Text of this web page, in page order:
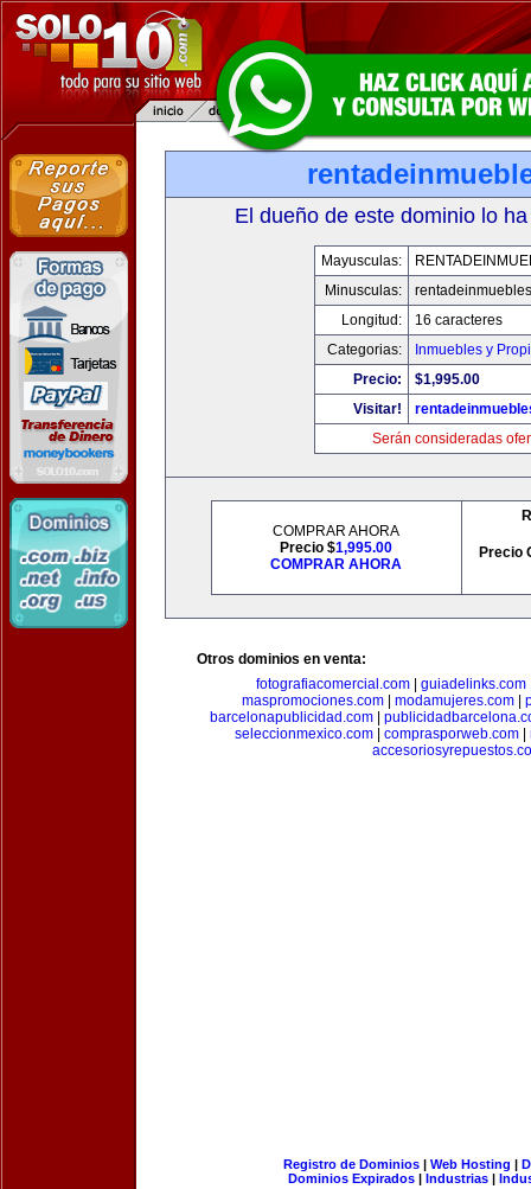
El dueño de este dominio lo
Mayusculas:
Minusculas:
Longitud:
16 caracteres
Categorias:
Inmuebles y
Precio:
$1,995.00
Visitar!
Serán consideradas
COMPRAR AHORA
Precio $1,995.00
COMPRAR AHORA
Precio
Otros dominios en venta:
fotografiacomercial.com
guiadelinks.com
maspromociones.com
modamujeres.com
barcelonapublicidad.com|
seleccionmexico.com| comprasporweb.com|
Registro de Dominios| Web Hosting |
Dominios Expirados | Industrias |